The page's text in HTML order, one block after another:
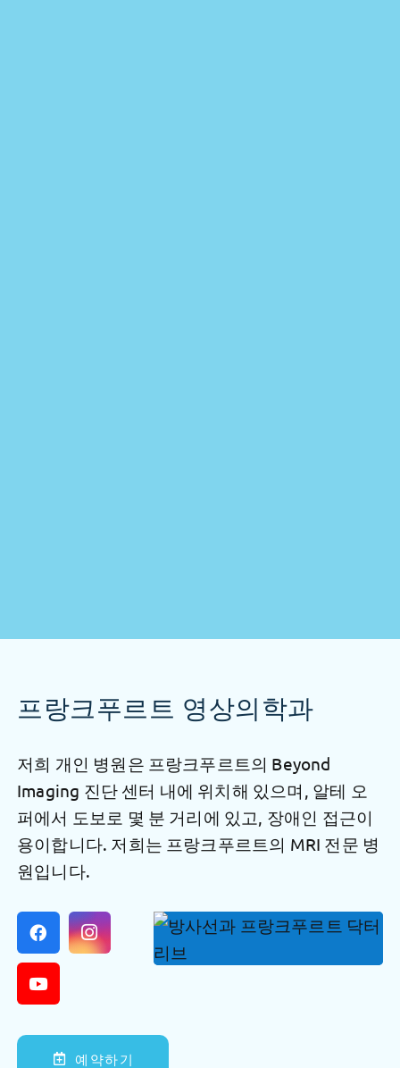
프랑크푸르트 영상의학과
저희 개인 병원은 프랑크푸르트의 Beyond
Imaging 진단 센터 내에 위치해 있으며, 알테 오
퍼에서 도보로 몇 분 거리에 있고, 장애인 접근이
용이합니다. 저희는 프랑크푸르트의 MRI 전문 병
원입니다.
예약하기